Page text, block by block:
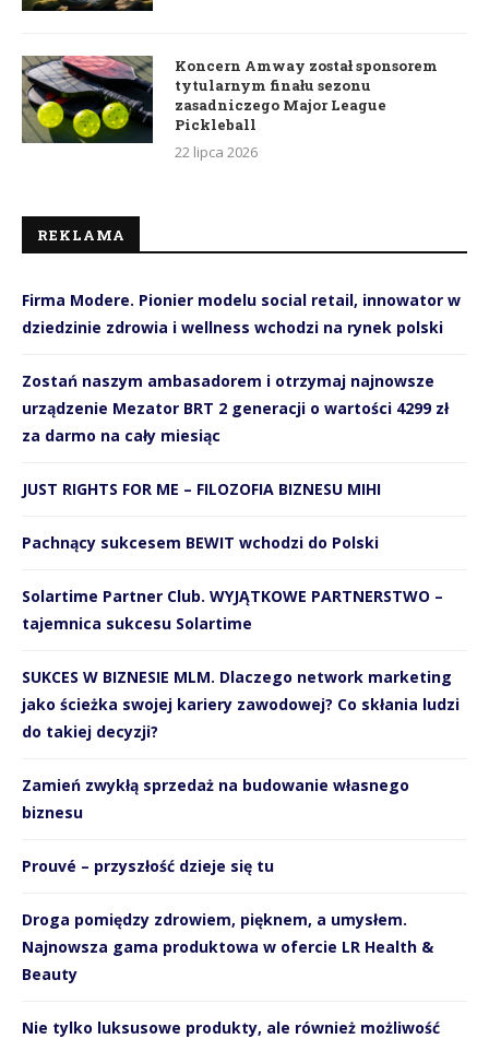
Koncern Amway został sponsorem
tytularnym finału sezonu
zasadniczego Major League
Pickleball
22 lipca 2026
REKLAMA
Firma Modere. Pionier modelu social retail, innowator w
dziedzinie zdrowia i wellness wchodzi na rynek polski
Zostań naszym ambasadorem i otrzymaj najnowsze
urządzenie Mezator BRT 2 generacji o wartości 4299 zł
za darmo na cały miesiąc
JUST RIGHTS FOR ME – FILOZOFIA BIZNESU MIHI
Pachnący sukcesem BEWIT wchodzi do Polski
Solartime Partner Club. WYJĄTKOWE PARTNERSTWO –
tajemnica sukcesu Solartime
SUKCES W BIZNESIE MLM. Dlaczego network marketing
jako ścieżka swojej kariery zawodowej? Co skłania ludzi
do takiej decyzji?
Zamień zwykłą sprzedaż na budowanie własnego
biznesu
Prouvé – przyszłość dzieje się tu
Droga pomiędzy zdrowiem, pięknem, a umysłem.
Najnowsza gama produktowa w ofercie LR Health &
Beauty
Nie tylko luksusowe produkty, ale również możliwość